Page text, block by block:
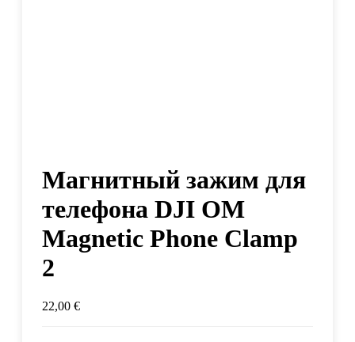
Магнитный зажим для
телефона DJI OM
Magnetic Phone Clamp
2
22,00 €